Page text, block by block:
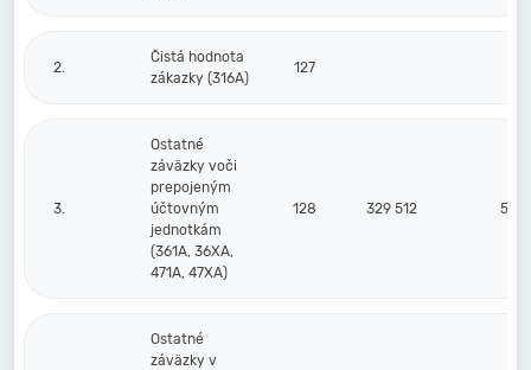
2.
Čistá hodnota
zákazky (316A)
127
3.
Ostatné
záväzky voči
prepojeným
účtovným
jednotkám
(361A, 36XA,
471A, 47XA)
128 329 512 539
Ostatné
záväzky v